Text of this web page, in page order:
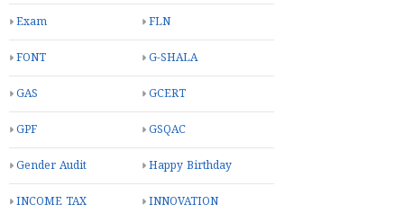
Exam FLN
FONT G-SHALA
GAS GCERT
GPF GSQAC
Gender Audit Happy Birthday
INCOME TAX INNOVATION